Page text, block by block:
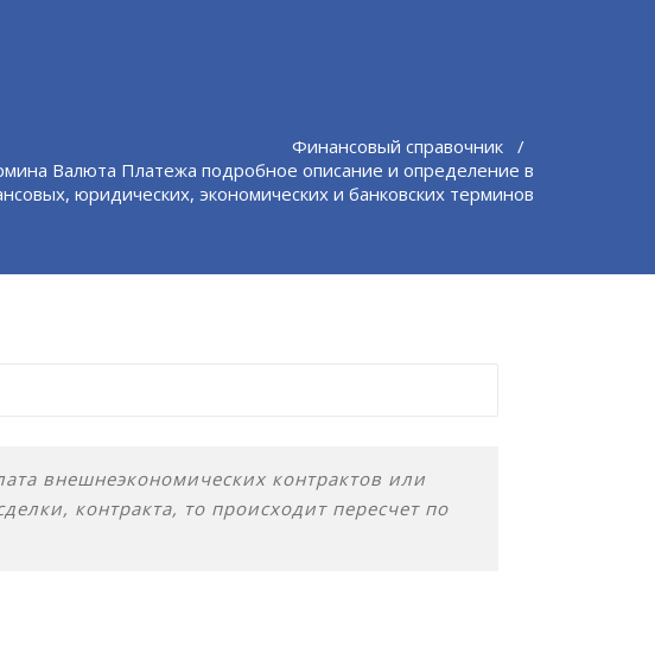
Финансовый справочник /
Валюта Платежа подробное описание и определение в
юридических, экономических и банковских терминов
внешнеэкономических контрактов или
контракта, то происходит пересчет по